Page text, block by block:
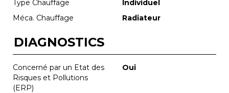
Type Chauffage
Individuel
Méca. Chauffage
Radiateur
DIAGNOSTICS
Concerné par un Etat des
Risques et Pollutions
(ERP)
Oui